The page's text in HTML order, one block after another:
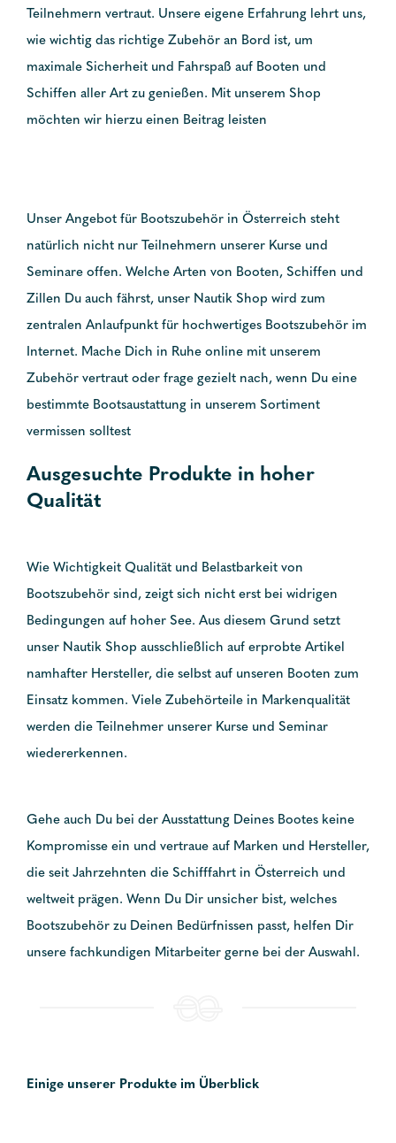
Teilnehmern vertraut. Unsere eigene Erfahrung lehrt uns,
wie wichtig das richtige Zubehör an Bord ist, um
maximale Sicherheit und Fahrspaß auf Booten und
Schiffen aller Art zu genießen. Mit unserem Shop
möchten wir hierzu einen Beitrag leisten
Unser Angebot für Bootszubehör in Österreich steht
natürlich nicht nur Teilnehmern unserer Kurse und
Seminare offen. Welche Arten von Booten, Schiffen und
Zillen Du auch fährst, unser Nautik Shop wird zum
zentralen Anlaufpunkt für hochwertiges Bootszubehör im
Internet. Mache Dich in Ruhe online mit unserem
Zubehör vertraut oder frage gezielt nach, wenn Du eine
bestimmte Bootsaustattung in unserem Sortiment
vermissen solltest
Ausgesuchte Produkte in hoher
Qualität
Wie Wichtigkeit Qualität und Belastbarkeit von
Bootszubehör sind, zeigt sich nicht erst bei widrigen
Bedingungen auf hoher See. Aus diesem Grund setzt
unser Nautik Shop ausschließlich auf erprobte Artikel
namhafter Hersteller, die selbst auf unseren Booten zum
Einsatz kommen. Viele Zubehörteile in Markenqualität
werden die Teilnehmer unserer Kurse und Seminar
wiedererkennen.
Gehe auch Du bei der Ausstattung Deines Bootes keine
Kompromisse ein und vertraue auf Marken und Hersteller,
die seit Jahrzehnten die Schifffahrt in Österreich und
weltweit prägen. Wenn Du Dir unsicher bist, welches
Bootszubehör zu Deinen Bedürfnissen passt, helfen Dir
unsere fachkundigen Mitarbeiter gerne bei der Auswahl.
Einige unserer Produkte im Überblick